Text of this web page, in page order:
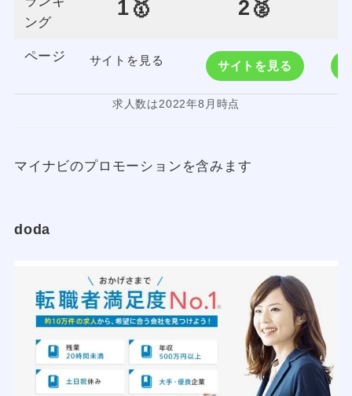
ング
1🥇 2🥈
ページ サイトを見る サイトを見る
求人数は2022年8月時点
マイナビのプロモーションを含みます
doda